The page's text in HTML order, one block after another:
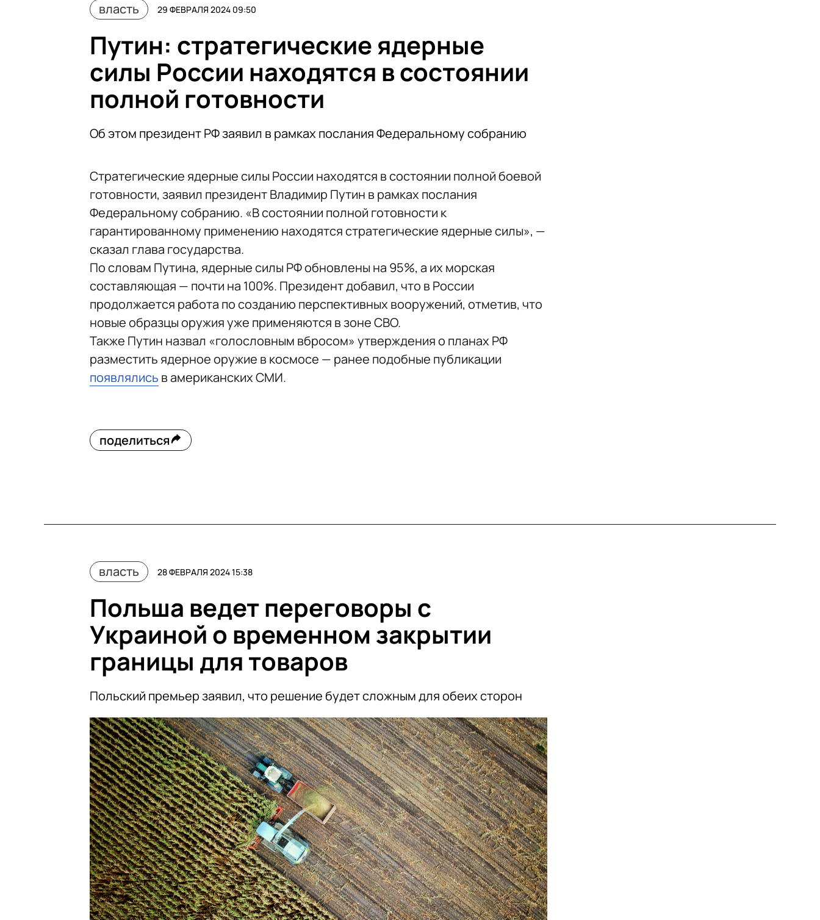
власть 29 ФЕВРАЛЯ 2024 09:50
Путин: стратегические ядерные
силы России находятся в состоянии
полной готовности
Об этом президент РФ заявил в рамках послания Федеральному собранию
Стратегические ядерные силы России находятся в состоянии полной боевой
готовности, заявил президент Владимир Путин в рамках послания
Федеральному собранию. «В состоянии полной готовности к
гарантированному применению находятся стратегические ядерные силы», —
сказал глава государства.
По словам Путина, ядерные силы РФ обновлены на 95%, а их морская
составляющая — почти на 100%. Президент добавил, что в России
продолжается работа по созданию перспективных вооружений, отметив, что
новые образцы оружия уже применяются в зоне СВО.
Также Путин назвал «голословным вбросом» утверждения о планах РФ
разместить ядерное оружие в космосе — ранее подобные публикации
появлялись в американских СМИ.
поделиться
власть 28 ФЕВРАЛЯ 2024 15:38
Польша ведет переговоры с
Украиной о временном закрытии
границы для товаров
Польский премьер заявил, что решение будет сложным для обеих сторон